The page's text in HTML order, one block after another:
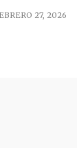
27, 2026